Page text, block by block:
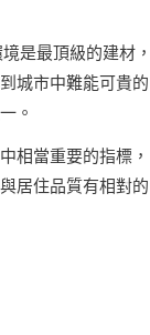
是最頂級的建材，
城市中難能可貴的
。
相當重要的指標，
居住品質有相對的